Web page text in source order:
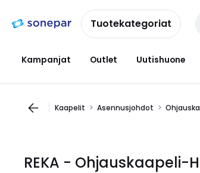
navigointiinsisältöönTuotekategoriat
Kampanjat Outlet Uutishuone
Kaapelit Asennusjohdot
REKA - Ohjauskaapeli-